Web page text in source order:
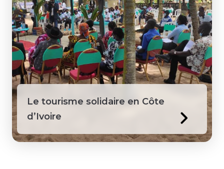
Le tourisme solidaire en Côte
d’Ivoire